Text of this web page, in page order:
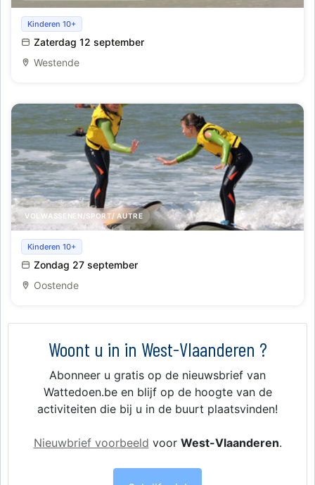
Initiatie golfsurfen te Westende
Kinderen 10+
Zaterdag 12 september
Westende
VOLWASSENEN/SPORT/ AUTRE
Initiatie golfsurfen te Westende
Kinderen 10+
Zondag 27 september
Oostende
Woont u in in West-Vlaanderen ?
Abonneer u gratis op de nieuwsbrief van
Wattedoen.be en blijf op de hoogte van de
activiteiten die bij u in de buurt plaatsvinden!
Nieuwbrief voorbeeld voor West-Vlaanderen.